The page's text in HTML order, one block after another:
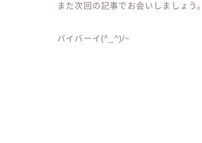
また次回の記事でお会いしましょう。
バイバーイ(^_^)/~